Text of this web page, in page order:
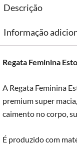
Descrição
Informação
Regata Feminina
A Regata Feminina
premium super
caimento no corpo,
É produzido com